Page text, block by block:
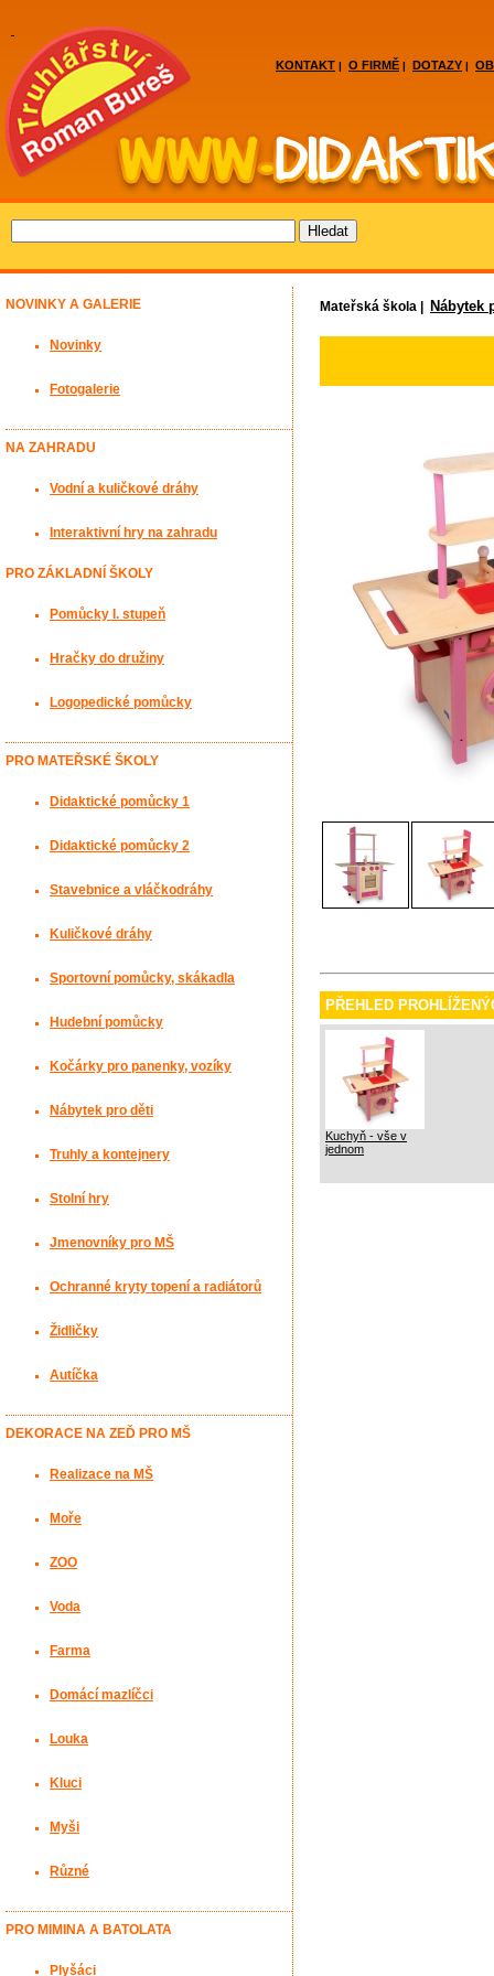
KONTAKT | O FIRMĚ | DOTAZY |
Mateřská škola | Nábytek
PŘEHLED
Kuchyň - vše v
jednom
NOVINKY A GALERIE
Novinky
Fotogalerie
NA ZAHRADU
Vodní a kuličkové dráhy
Interaktivní hry na zahradu
PRO ZÁKLADNÍ ŠKOLY
Pomůcky I. stupeň
Hračky do družiny
Logopedické pomůcky
PRO MATEŘSKÉ ŠKOLY
Didaktické pomůcky 1
Didaktické pomůcky 2
Stavebnice a vláčkodráhy
Kuličkové dráhy
Sportovní pomůcky, skákadla
Hudební pomůcky
Kočárky pro panenky, vozíky
Nábytek pro děti
Truhly a kontejnery
Stolní hry
Jmenovníky pro MŠ
Ochranné kryty topení a radiátorů
Židličky
Autíčka
DEKORACE NA ZEĎ PRO MŠ
Realizace na MŠ
Moře
ZOO
Voda
Farma
Domácí mazlíčci
Louka
Kluci
Myši
Různé
PRO MIMINA A BATOLATA
Plyšáci